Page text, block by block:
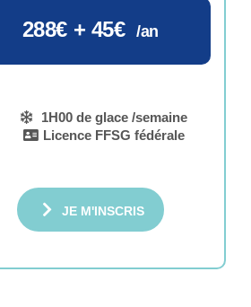
288€ + 45€ /an
1H00 de glace /semaine
Licence FFSG fédérale
JE M'INSCRIS